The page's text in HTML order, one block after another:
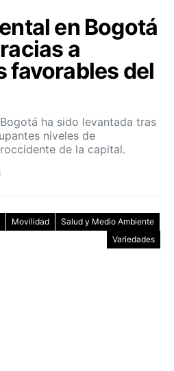
en Bogotá
a
favorables del
ha sido levantada tras
niveles de
de la capital.
Movilidad
Salud y Medio Ambiente
Variedades